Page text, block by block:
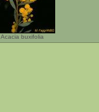
Acacia buxifolia